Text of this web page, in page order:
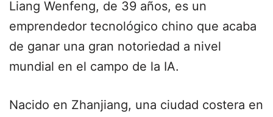
Liang Wenfeng, de 39 años, es un
emprendedor tecnológico chino que acaba
de ganar una gran notoriedad a nivel
mundial en el campo de la IA.
Nacido en Zhanjiang, una ciudad costera en